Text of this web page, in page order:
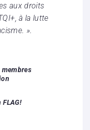
aux droits
à la lutte
».
FLAG!